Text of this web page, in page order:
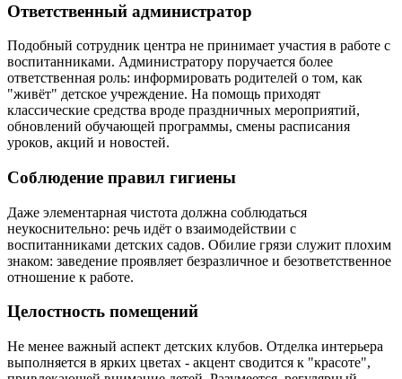
Ответственный администратор
Подобный сотрудник центра не принимает участия в работе с
воспитанниками. Администратору поручается более
ответственная роль: информировать родителей о том, как
"живёт" детское учреждение. На помощь приходят
классические средства вроде праздничных мероприятий,
обновлений обучающей программы, смены расписания
уроков, акций и новостей.
Соблюдение правил гигиены
Даже элементарная чистота должна соблюдаться
неукоснительно: речь идёт о взаимодействии с
воспитанниками детских садов. Обилие грязи служит плохим
знаком: заведение проявляет безразличное и безответственное
отношение к работе.
Целостность помещений
Не менее важный аспект детских клубов. Отделка интерьера
выполняется в ярких цветах - акцент сводится к "красоте",